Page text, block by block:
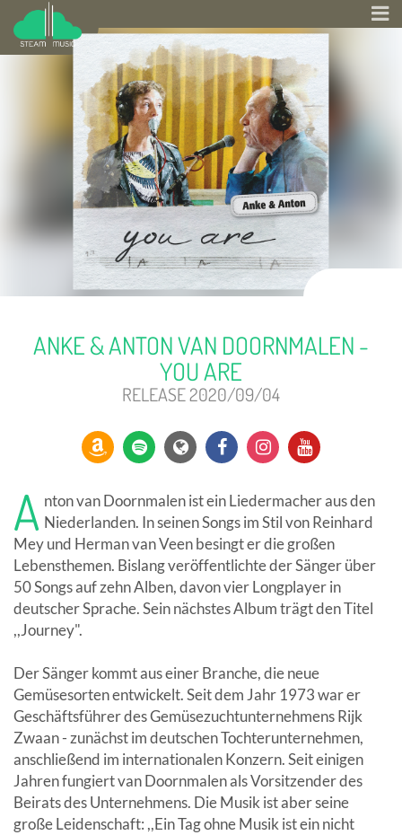
ANKE & ANTON VAN DOORNMALEN -
YOU ARE
RELEASE 2020/09/04
A nton van Doornmalen ist ein Liedermacher aus den
Niederlanden. In seinen Songs im Stil von Reinhard
Mey und Herman van Veen besingt er die großen
Lebensthemen. Bislang veröffentlichte der Sänger über
50 Songs auf zehn Alben, davon vier Longplayer in
deutscher Sprache. Sein nächstes Album trägt den Titel
,,Journey".
Der Sänger kommt aus einer Branche, die neue
Gemüsesorten entwickelt. Seit dem Jahr 1973 war er
Geschäftsführer des Gemüsezuchtunternehmens Rijk
Zwaan - zunächst im deutschen Tochterunternehmen,
anschließend im internationalen Konzern. Seit einigen
Jahren fungiert van Doornmalen als Vorsitzender des
Beirats des Unternehmens. Die Musik ist aber seine
große Leidenschaft: ,,Ein Tag ohne Musik ist ein nicht